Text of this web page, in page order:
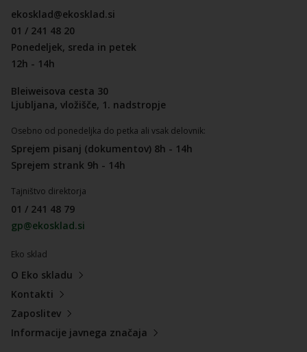
ekosklad@ekosklad.si
01 / 241 48 20
Ponedeljek, sreda in petek
12h - 14h
Bleiweisova cesta 30
Ljubljana, vložišče, 1. nadstropje
Osebno od ponedeljka do petka ali vsak delovnik:
Sprejem pisanj (dokumentov) 8h - 14h
Sprejem strank 9h - 14h
Tajništvo direktorja
01 / 241 48 79
gp@ekosklad.si
Eko sklad
O Eko skladu
Kontakti
Zaposlitev
Informacije javnega značaja